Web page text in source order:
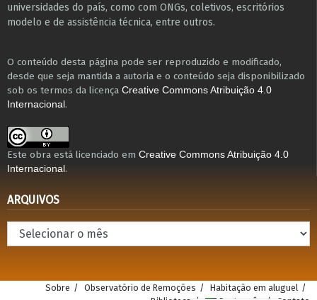
universidades do país, como com ONGs, coletivos, escritórios
modelo e de assistência técnica​, entre outros​.
O conteúdo desta página pode ser reproduzido e modificado,
desde que seja mantida a autoria e o conteúdo seja disponibilizado
sob os termos da licença Creative Commons Atribuição 4.0
Internacional .
Este obra está licenciado em Creative Commons Atribuição 4.0
Internacional .
ARQUIVOS
Arquivos
Sobre Observatório de Remoções
Habitação em aluguel